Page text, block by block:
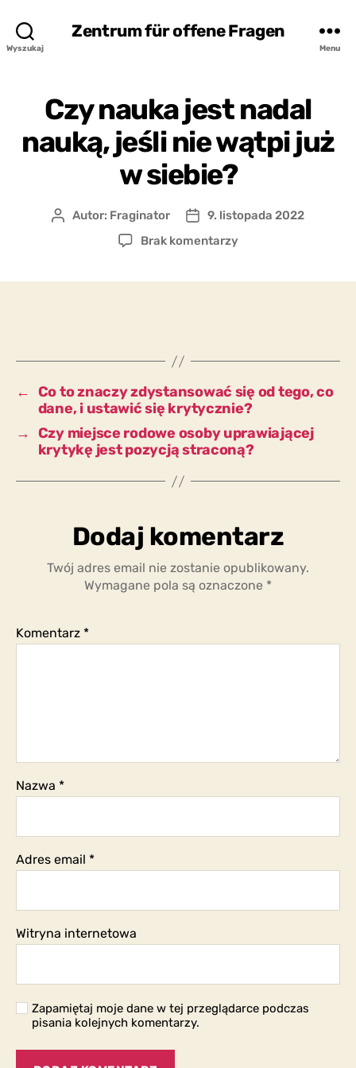
Wyszukaj
Zentrum für offene Fragen
Menu
Czy nauka jest nadal
nauką, jeśli nie wątpi już
w siebie?
AutorAutor: Fraginator
Data
wpisu
9. listopada 2022
Brak komentarzydo
nie
już
w
siebie?
← Co to znaczy zdystansować się od tego, co
dane, i ustawić się krytycznie?
→ Czy miejsce rodowe osoby uprawiającej
krytykę jest pozycją straconą?
Dodaj komentarz
Twój adres email nie zostanie opublikowany.
Wymagane pola są oznaczone *
Komentarz *
Nazwa *
Adres email *
Witryna internetowa
Zapamiętaj moje dane w tej przeglądarce podczas
pisania kolejnych komentarzy.